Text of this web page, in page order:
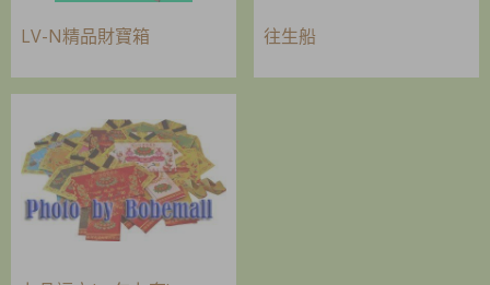
LV-N精品財寶箱 往生船